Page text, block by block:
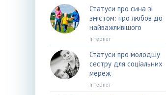
Статуси про сина зі
змістом: про любов до
найважливішого
Інтернет
Статуси про молодшу
сестру для соціальних
мереж
Інтернет